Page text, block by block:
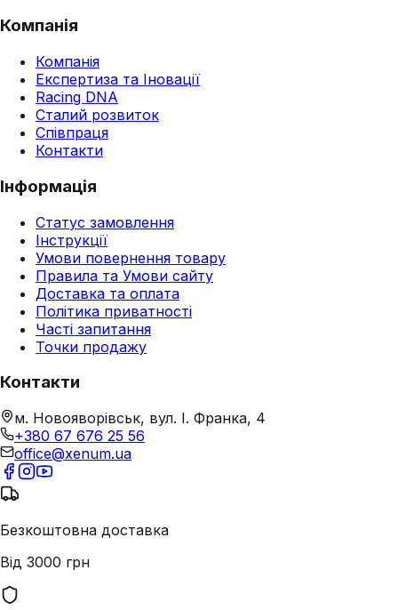
Компанія
Компанія
Експертиза та Іновації
Racing DNA
Сталий розвиток
Співпраця
Контакти
Інформація
Статус замовлення
Інструкції
Умови повернення товару
Правила та Умови сайту
Доставка та оплата
Політика приватності
Часті запитання
Точки продажу
Контакти
м. Новояворівськ, вул. І. Франка, 4
+380 67 676 25 56
office@xenum.ua
Безкоштовна доставка
Від 3000 грн